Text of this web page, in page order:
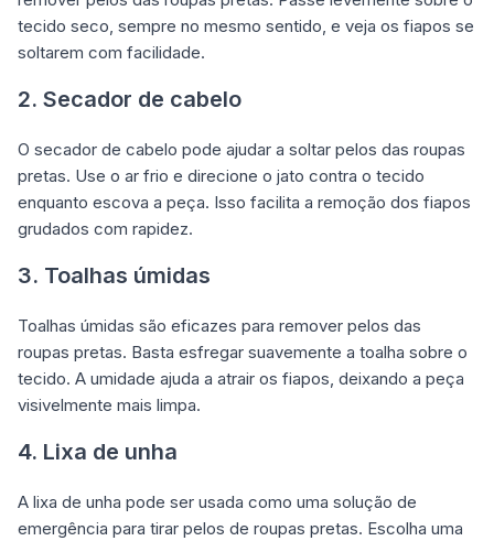
tecido seco, sempre no mesmo sentido, e veja os fiapos se
soltarem com facilidade.
2. Secador de cabelo
O secador de cabelo pode ajudar a soltar pelos das roupas
pretas. Use o ar frio e direcione o jato contra o tecido
enquanto escova a peça. Isso facilita a remoção dos fiapos
grudados com rapidez.
3. Toalhas úmidas
Toalhas úmidas são eficazes para remover pelos das
roupas pretas. Basta esfregar suavemente a toalha sobre o
tecido. A umidade ajuda a atrair os fiapos, deixando a peça
visivelmente mais limpa.
4. Lixa de unha
A lixa de unha pode ser usada como uma solução de
emergência para tirar pelos de roupas pretas. Escolha uma